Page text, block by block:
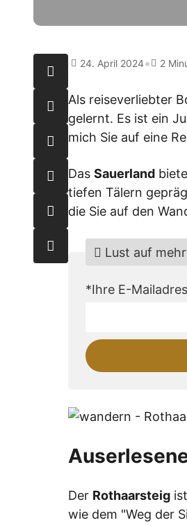
24. April 2024• 2
Als reiseverliebter
gelernt. Es ist ein
mich Sie auf eine
Das Sauerland
tiefen Tälern
die Sie auf den
Do
this
field
Lust auf
*Ihre E-
Der Rothaarsteig
wie dem "Weg der